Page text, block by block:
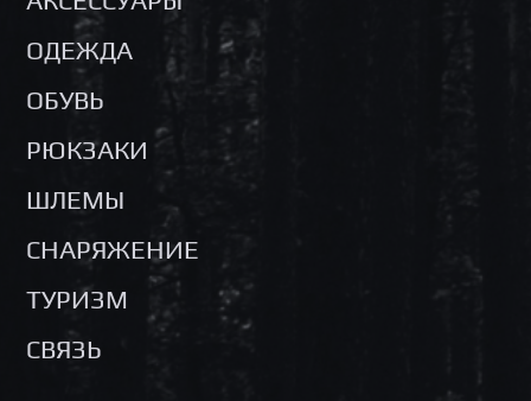
ОДЕЖДА
ОБУВЬ
РЮКЗАКИ
ШЛЕМЫ
СНАРЯЖЕНИЕ
ТУРИЗМ
СВЯЗЬ